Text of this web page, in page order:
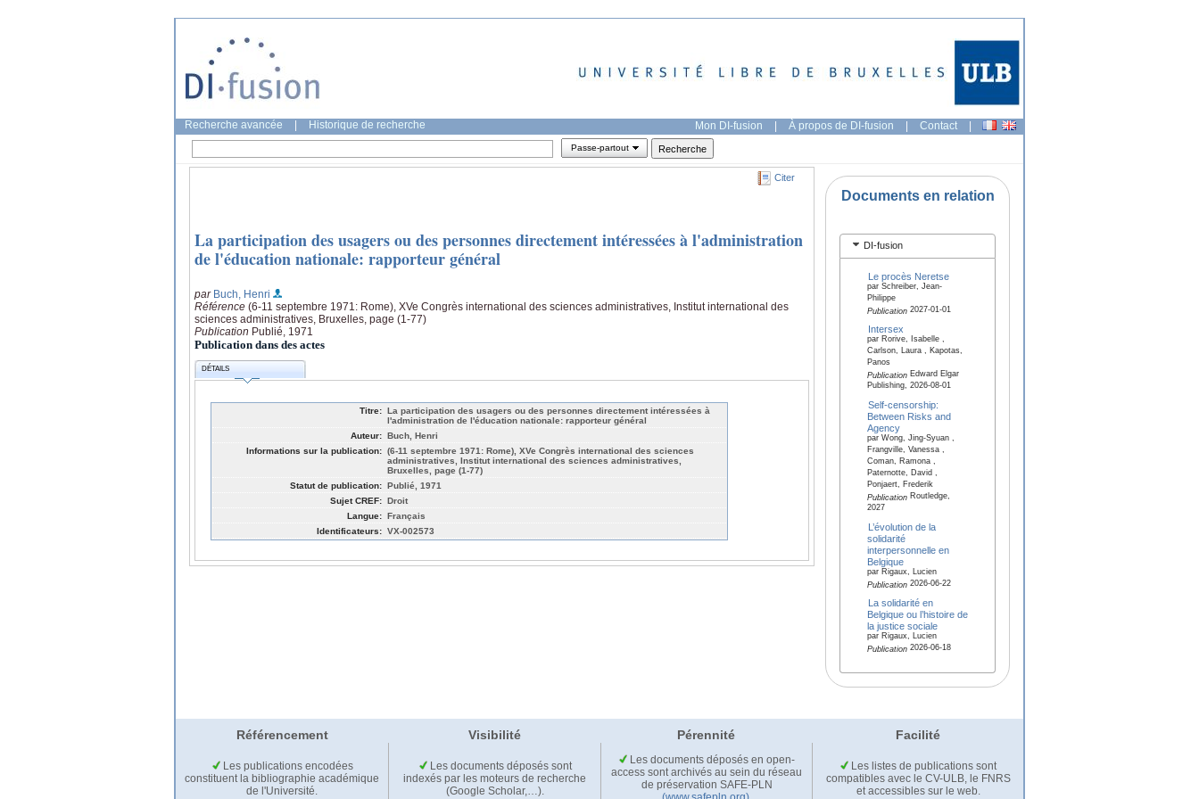
Recherche avancée Historique de recherche Mon DI-fusion | À propos de DI-fusion | Contact |
Passe-partout
Citer
La participation des usagers ou des personnes directement intéressées à l'administration
de l'éducation nationale: rapporteur général
par Buch, Henri
Référence (6-11 septembre 1971: Rome), XVe Congrès international des sciences administratives, Institut international des
sciences administratives, Bruxelles, page (1-77)
Publication Publié, 1971
Publication dans des actes
DÉTAILS
Titre: La participation des usagers ou des personnes directement intéressées à
l'administration de l'éducation nationale: rapporteur général
Auteur: Buch, Henri
Informations sur la publication: (6-11 septembre 1971: Rome), XVe Congrès international des sciences
administratives, Institut international des sciences administratives,
Bruxelles, page (1-77)
Statut de publication: Publié, 1971
Sujet CREF: Droit
Langue: Français
Identificateurs: VX-002573
Documents en relation
DI-fusion
Le procès Neretse
par Schreiber, Jean-
Philippe
Publication2027-01-01
Intersex
par Rorive, Isabelle ,
Carlson, Laura , Kapotas,
Panos
PublicationEdward Elgar
Publishing, 2026-08-01
Self-censorship:
Between Risks and
Agency
par Wong, Jing-Syuan ,
Frangville, Vanessa ,
Coman, Ramona ,
Paternotte, David ,
Ponjaert, Frederik
PublicationRoutledge,
2027
L’évolution de la
solidarité
interpersonnelle en
Belgique
par Rigaux, Lucien
Publication2026-06-22
La solidarité en
Belgique ou l’histoire de
la justice sociale
par Rigaux, Lucien
Publication2026-06-18
Référencement Visibilité Pérennité Facilité
Les publications encodées
constituent la bibliographie académique
de l'Université.
Les documents déposés sont
indexés par les moteurs de recherche
(Google Scholar,…).
Les documents déposés en open-
access sont archivés au sein du réseau
de préservation SAFE-PLN
Les listes de publications sont
compatibles avec le CV-ULB, le FNRS
et accessibles sur le web.